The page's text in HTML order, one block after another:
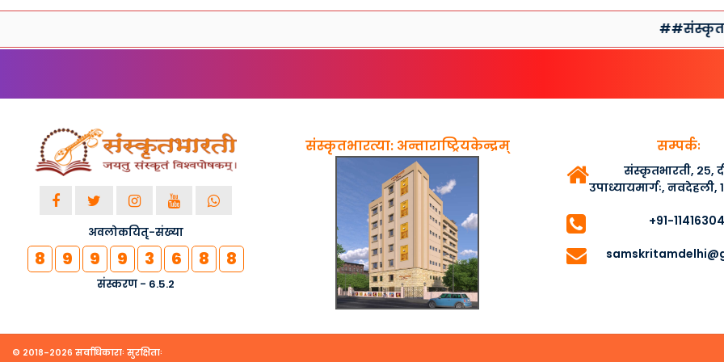
अवलोकयितृ-संख्या
8 9 9 9 3 6 8 8
संस्करण - 6.5.2
संस्कृतभारत्या: अन्ताराष्ट्रियकेन्द्रम् सम्पर्कः
संस्कृतभारती, २५,
उपाध्यायमार्गः, नवदेहली,
+91-
© २०१८-२०२६ सर्वाधिकाराः सुरक्षिताः